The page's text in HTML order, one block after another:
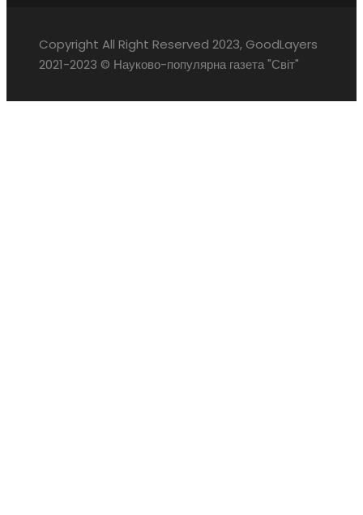
Copyright All Right Reserved 2023, GoodLayers
2021-2023 © Науково-популярна газета "Світ"